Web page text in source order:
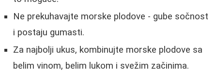
Ne prekuhavajte morske plodove - gube sočnost
i postaju gumasti.
Za najbolji ukus, kombinujte morske plodove sa
belim vinom, belim lukom i svežim začinima.